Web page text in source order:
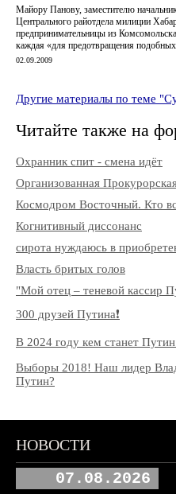
Майору Панову, заместителю
Центрального райотдела милиции
предпринимательницы из
каждая «для предотвращения
02.09.2009
Другие материалы по теме
Читайте также на
Охранник спит - смена идёт
Организованная
Космодром Восточный. Кто
Когнитивный диссонанс
сирота нуждаюсь в
Власть бритых голов
"Мой отец – теневой кассир
300 друзей Путина❗️
В 2024 году кем станет
Выборы 2018! Наш лидер
Путин?
НОВОСТИ
07.08.2026